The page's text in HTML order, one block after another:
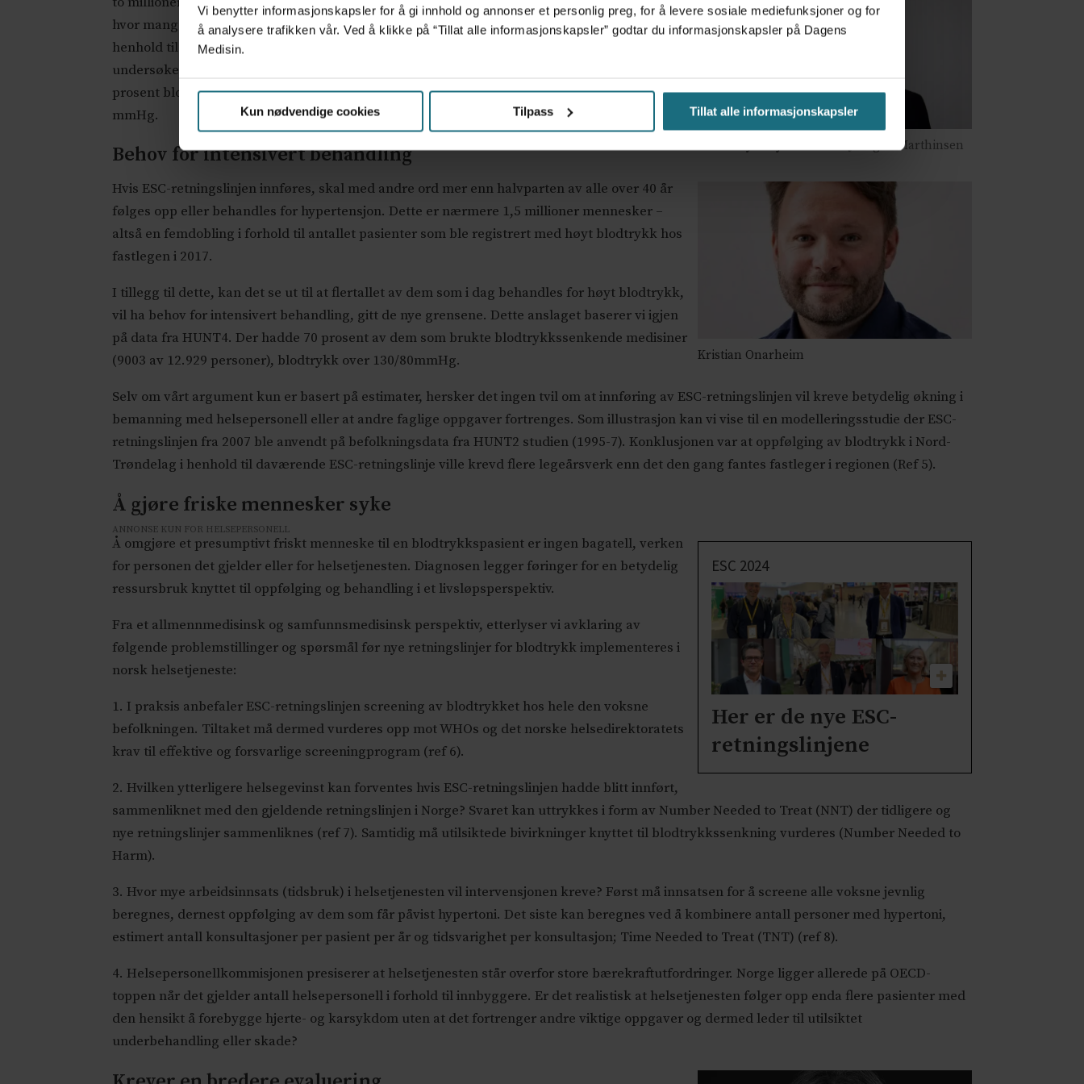
Vi benytter informasjonskapsler for å gi innhold og annonser et personlig preg, for å levere sosiale mediefunksjoner og for
å analysere trafikken vår. Ved å klikke på “Tillat alle informasjonskapsler” godtar du informasjonskapsler på Dagens
Medisin.
Kun nødvendige cookies Tilpass Tillat alle informasjonskapsler
Karl Joergen Marthinsen
hvor mange av disse tre millioner menneskene har blodtrykk over behandlingsgrensen i
henhold til ESC-retningslinjen? En norsk befolkningsstudie hjelper oss til et anslag: I HUNT4-
undersøkelsen (2017-2019) der 42.533 personer over 40 år fikk målt blodtrykket, hadde 30
prosent blodtrykk over 140/90 mmHg, mens over 50 prosent hadde blodtrykk over 130/80
mmHg.
Behov for intensivert behandling
Kristian Onarheim
Hvis ESC-retningslinjen innføres, skal med andre ord mer enn halvparten av alle over 40 år
følges opp eller behandles for hypertensjon. Dette er nærmere 1,5 millioner mennesker –
altså en femdobling i forhold til antallet pasienter som ble registrert med høyt blodtrykk hos
fastlegen i 2017.
I tillegg til dette, kan det se ut til at flertallet av dem som i dag behandles for høyt blodtrykk,
vil ha behov for intensivert behandling, gitt de nye grensene. Dette anslaget baserer vi igjen
på data fra HUNT4. Der hadde 70 prosent av dem som brukte blodtrykkssenkende medisiner
(9003 av 12.929 personer), blodtrykk over 130/80mmHg.
Selv om vårt argument kun er basert på estimater, hersker det ingen tvil om at innføring av ESC-retningslinjen vil kreve betydelig økning i
bemanning med helsepersonell eller at andre faglige oppgaver fortrenges. Som illustrasjon kan vi vise til en modelleringsstudie der ESC-
retningslinjen fra 2007 ble anvendt på befolkningsdata fra HUNT2 studien (1995-7). Konklusjonen var at oppfølging av blodtrykk i Nord-
Trøndelag i henhold til daværende ESC-retningslinje ville krevd flere legeårsverk enn det den gang fantes fastleger i regionen (Ref 5).
Å gjøre friske mennesker syke
ANNONSE KUN FOR HELSEPERSONELL
ESC 2024
Her er de nye ESC-
retningslinjene
Å omgjøre et presumptivt friskt menneske til en blodtrykkspasient er ingen bagatell, verken
for personen det gjelder eller for helsetjenesten. Diagnosen legger føringer for en betydelig
ressursbruk knyttet til oppfølging og behandling i et livsløpsperspektiv.
Fra et allmennmedisinsk og samfunnsmedisinsk perspektiv, etterlyser vi avklaring av
følgende problemstillinger og spørsmål før nye retningslinjer for blodtrykk implementeres i
norsk helsetjeneste:
1. I praksis anbefaler ESC-retningslinjen screening av blodtrykket hos hele den voksne
befolkningen. Tiltaket må dermed vurderes opp mot WHOs og det norske helsedirektoratets
krav til effektive og forsvarlige screeningprogram (ref 6).
2. Hvilken ytterligere helsegevinst kan forventes hvis ESC-retningslinjen hadde blitt innført,
sammenliknet med den gjeldende retningslinjen i Norge? Svaret kan uttrykkes i form av Number Needed to Treat (NNT) der tidligere og
nye retningslinjer sammenliknes (ref 7). Samtidig må utilsiktede bivirkninger knyttet til blodtrykkssenkning vurderes (Number Needed to
Harm).
3. Hvor mye arbeidsinnsats (tidsbruk) i helsetjenesten vil intervensjonen kreve? Først må innsatsen for å screene alle voksne jevnlig
beregnes, dernest oppfølging av dem som får påvist hypertoni. Det siste kan beregnes ved å kombinere antall personer med hypertoni,
estimert antall konsultasjoner per pasient per år og tidsvarighet per konsultasjon; Time Needed to Treat (TNT) (ref 8).
4. Helsepersonellkommisjonen presiserer at helsetjenesten står overfor store bærekraftutfordringer. Norge ligger allerede på OECD-
toppen når det gjelder antall helsepersonell i forhold til innbyggere. Er det realistisk at helsetjenesten følger opp enda flere pasienter med
den hensikt å forebygge hjerte- og karsykdom uten at det fortrenger andre viktige oppgaver og dermed leder til utilsiktet
underbehandling eller skade?